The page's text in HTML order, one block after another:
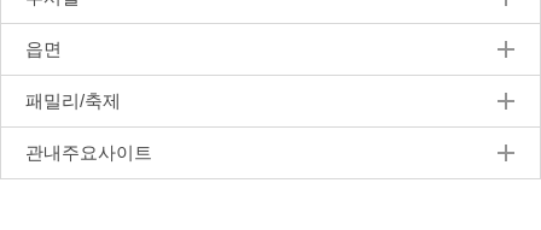
읍면
패밀리/축제
관내주요사이트